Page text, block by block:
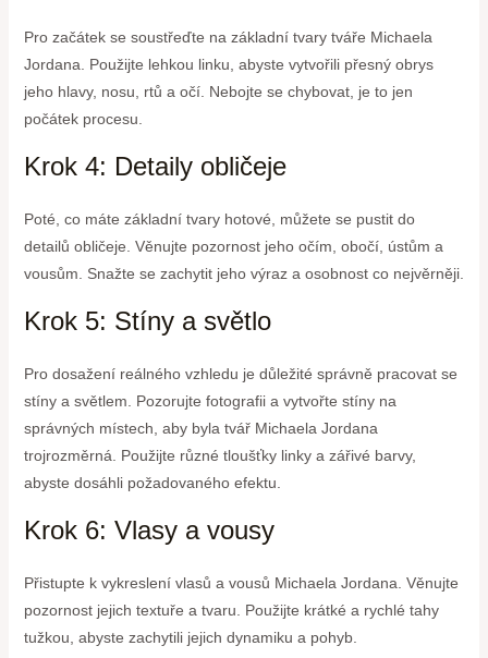
Pro začátek se soustřeďte na základní tvary tváře Michaela
Jordana. Použijte lehkou linku, abyste vytvořili přesný obrys
jeho hlavy, nosu, rtů a očí. Nebojte se chybovat, je to jen
počátek procesu.
Krok 4: Detaily obličeje
Poté, co máte základní tvary hotové, můžete se pustit do
detailů obličeje. Věnujte pozornost jeho očím, obočí, ústům a
vousům. Snažte se zachytit jeho výraz a osobnost co nejvěrněji.
Krok 5: Stíny a světlo
Pro dosažení reálného vzhledu je důležité správně pracovat se
stíny a světlem. Pozorujte fotografii a vytvořte stíny na
správných místech, aby byla tvář Michaela Jordana
trojrozměrná. Použijte různé tloušťky linky a zářivé barvy,
abyste dosáhli požadovaného efektu.
Krok 6: Vlasy a vousy
Přistupte k vykreslení vlasů a vousů Michaela Jordana. Věnujte
pozornost jejich textuře a tvaru. Použijte krátké a rychlé tahy
tužkou, abyste zachytili jejich dynamiku a pohyb.